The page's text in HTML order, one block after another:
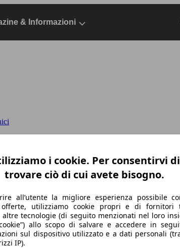
& Informazioni
dsg II 2016 Allspace Diesel,
i cookie. Per consentirvi di
trovare ciò di cui avete bisogno.
all’utente la migliore esperienza possibile
offerte, utilizziamo cookie propri e di fornitori
altre tecnologie (di seguito menzionati nel loro
allo scopo di salvare e accedere in
sul dispositivo utilizzato e a dati personali
IP).